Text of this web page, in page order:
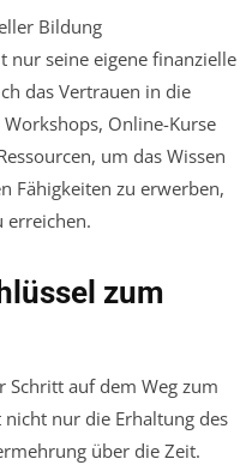
Bildung
nur seine eigene finanzielle
das Vertrauen in die
Online-Kurse
um das Wissen
Fähigkeiten zu erwerben,
erreichen.
zum
Schritt auf dem Weg zum
nur die Erhaltung des
über die Zeit.